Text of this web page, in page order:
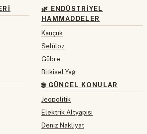
🌿 ENDÜSTRIYEL
HAMMADDELER
Kauçuk
Selüloz
Gübre
Bitkisel Yağ
🌐 GÜNCEL KONULAR
Jeopolitik
Elektrik Altyapısı
Deniz Nakliyat